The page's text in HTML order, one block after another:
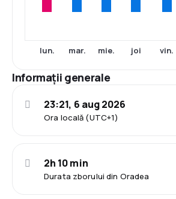
lun. mar. mie. joi vin.
Informații generale
Ora locală (UTC+1)
23:21, 6 aug 2026
Durata zborului din Oradea
2h 10 min